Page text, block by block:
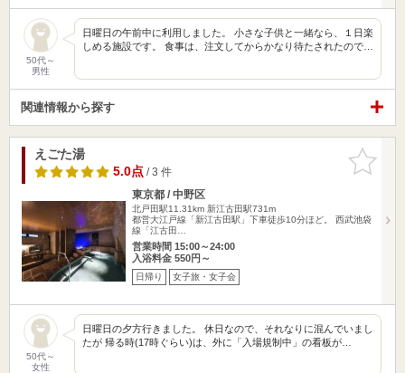
50代～
男性
日曜日の午前中に利用しました。 小さな子供と一緒なら、１日楽
しめる施設です。 食事は、注文してからかなり待たされたので…
関連情報から探す
お気に入
りに追加
えごた湯
5.0点/ 3 件
東京都 / 中野区
北戸田駅11.31km 新江古田駅731m
都営大江戸線「新江古田駅」下車徒歩10分ほど。 西武池袋
線「江古田…
営業時間 15:00～24:00
入浴料金 550円～
日帰り 女子旅・女子会
50代～
女性
日曜日の夕方行きました。 休日なので、それなりに混んでいまし
たが 帰る時(17時ぐらい)は、外に「入場規制中」の看板が…